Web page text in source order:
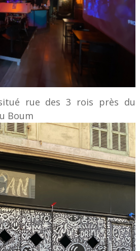
rue des 3 rois près du
Boum